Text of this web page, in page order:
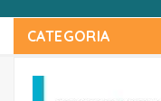
CATEGORIA